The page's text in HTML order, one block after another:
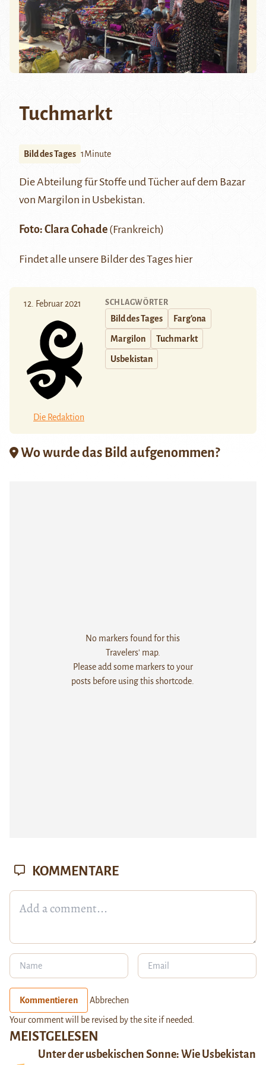
Tuchmarkt
Bild des Tages 1Minute
Die Abteilung für Stoffe und Tücher auf dem Bazar
von Margilon in Usbekistan.
Foto: Clara Cohade (Frankreich)
Findet alle unsere Bilder des Tages hier
12. Februar 2021
Die Redaktion
SCHLAGWÖRTER
Bild des Tages Farg'ona
Margilon Tuchmarkt
Usbekistan
Wo wurde das Bild aufgenommen?
No markers found for this
Travelers' map.
Please add some markers to your
posts before using this shortcode.
MEISTGELESEN
Unter der usbekischen Sonne: Wie Usbekistan
KOMMENTARE
Kommentieren Abbrechen
Your comment will be revised by the site if needed.